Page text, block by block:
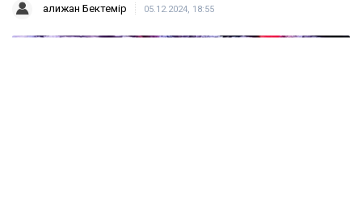
Қалижан Бектемір 05.12.2024, 18:55